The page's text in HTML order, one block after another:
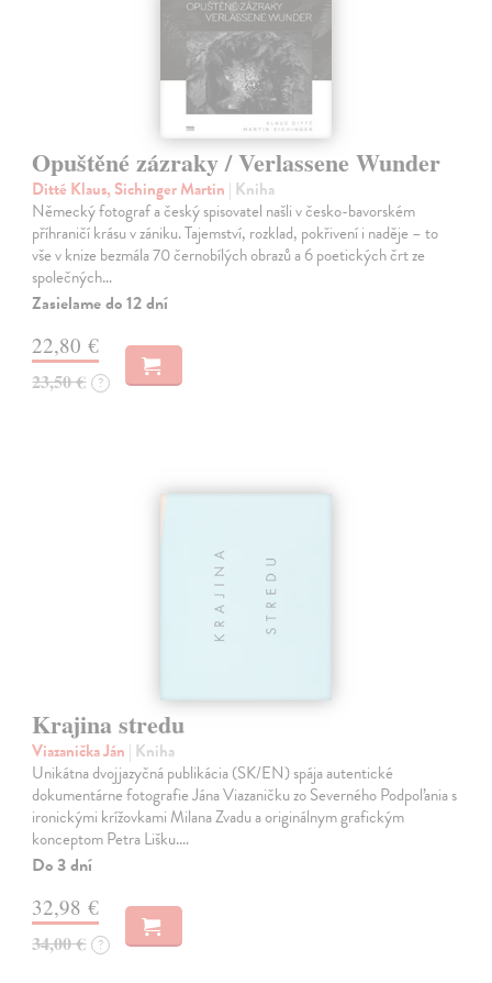
Opuštěné zázraky / Verlassene Wunder
Ditté Klaus, Sichinger Martin | Kniha
Německý fotograf a český spisovatel našli v česko-bavorském
příhraničí krásu v zániku. Tajemství, rozklad, pokřivení i naděje – to
vše v knize bezmála 70 černobílých obrazů a 6 poetických črt ze
společných…
Zasielame do 12 dní
22,80 €
23,50 € ?
Krajina stredu
Viazanička Ján | Kniha
Unikátna dvojjazyčná publikácia (SK/EN) spája autentické
dokumentárne fotografie Jána Viazaničku zo Severného Podpoľania s
ironickými krížovkami Milana Zvadu a originálnym grafickým
konceptom Petra Lišku.…
Do 3 dní
32,98 €
34,00 € ?